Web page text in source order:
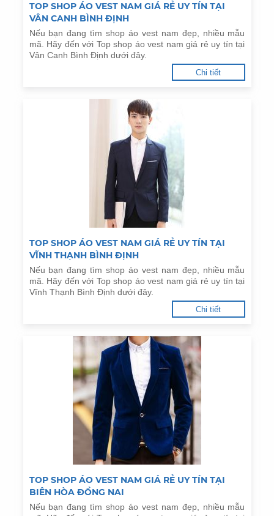
TOP SHOP ÁO VEST NAM GIÁ RẺ UY TÍN TẠI
VÂN CANH BÌNH ĐỊNH
Nếu bạn đang tìm shop áo vest nam đẹp, nhiều mẫu
mã. Hãy đến với Top shop áo vest nam giá rẻ uy tín tại
Vân Canh Bình Định dưới đây.
Chi tiết
TOP SHOP ÁO VEST NAM GIÁ RẺ UY TÍN TẠI
VĨNH THẠNH BÌNH ĐỊNH
Nếu bạn đang tìm shop áo vest nam đẹp, nhiều mẫu
mã. Hãy đến với Top shop áo vest nam giá rẻ uy tín tại
Vĩnh Thạnh Bình Định dưới đây.
Chi tiết
TOP SHOP ÁO VEST NAM GIÁ RẺ UY TÍN TẠI
BIÊN HÒA ĐỒNG NAI
Nếu bạn đang tìm shop áo vest nam đẹp, nhiều mẫu